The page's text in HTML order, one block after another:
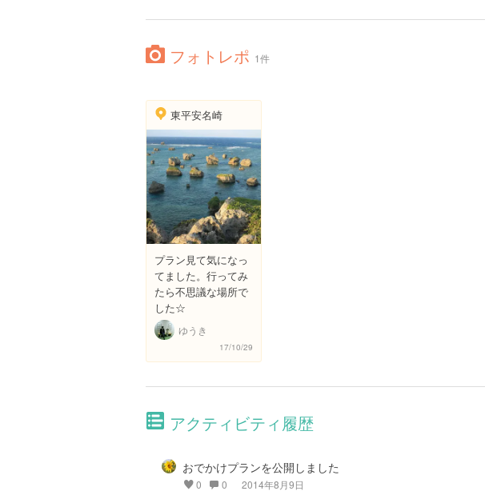
フォトレポ 1件
東平安名崎
プラン見て気になっ
てました。行ってみ
たら不思議な場所で
した☆
ゆうき
17/10/29
アクティビティ履歴
おでかけプランを公開しました
0 0 2014年8月9日